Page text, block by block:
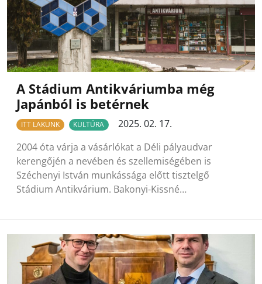
A Stádium Antikváriumba még
Japánból is betérnek
ITT LAKUNK KULTÚRA
2025. 02. 17.
2004 óta várja a vásárlókat a Déli pályaudvar
kerengőjén a nevében és szellemiségében is
Széchenyi István munkássága előtt tisztelgő
Stádium Antikvárium. Bakonyi-Kissné…